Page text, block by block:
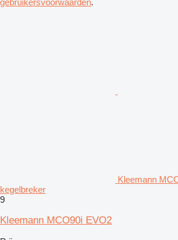
gebruikersvoorwaarden.
Kleemann
kegelbreker
9
Kleemann MCO90i EVO2